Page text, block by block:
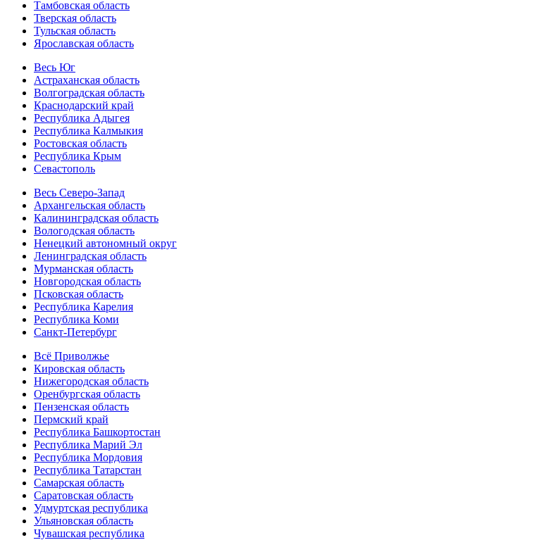
Тамбовская область
Тверская область
Тульская область
Ярославская область
Весь Юг
Астраханская область
Волгоградская область
Краснодарский край
Республика Адыгея
Республика Калмыкия
Ростовская область
Республика Крым
Севастополь
Весь Северо-Запад
Архангельская область
Калининградская область
Вологодская область
Ненецкий автономный округ
Ленинградская область
Мурманская область
Новгородская область
Псковская область
Республика Карелия
Республика Коми
Санкт-Петербург
Всё Приволжье
Кировская область
Нижегородская область
Оренбургская область
Пензенская область
Пермский край
Республика Башкортостан
Республика Марий Эл
Республика Мордовия
Республика Татарстан
Самарская область
Саратовская область
Удмуртская республика
Ульяновская область
Чувашская республика